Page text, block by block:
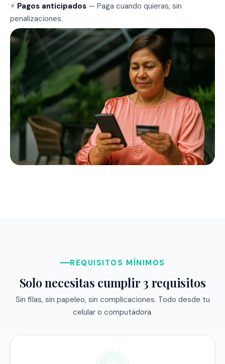
⚡ Pagos anticipados — Paga cuando quieras, sin
penalizaciones.
REQUISITOS MÍNIMOS
Solo necesitas cumplir 3 requisitos
Sin filas, sin papeleo, sin complicaciones. Todo desde tu
celular o computadora.